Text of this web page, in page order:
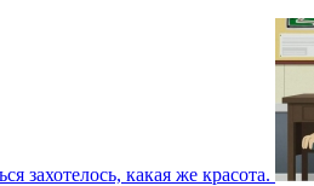
захотелось, какая же красота.